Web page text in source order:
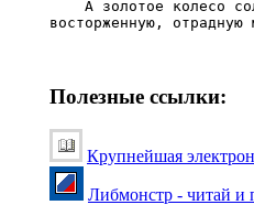
Полезные ссылки:
Крупнейшая
Либмонстр - читай и